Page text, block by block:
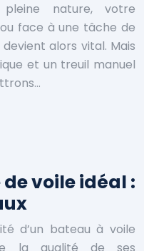
pleine nature, votre
face à une tâche de
alors vital. Mais
et un treuil manuel
voile idéal :
d’un bateau à voile